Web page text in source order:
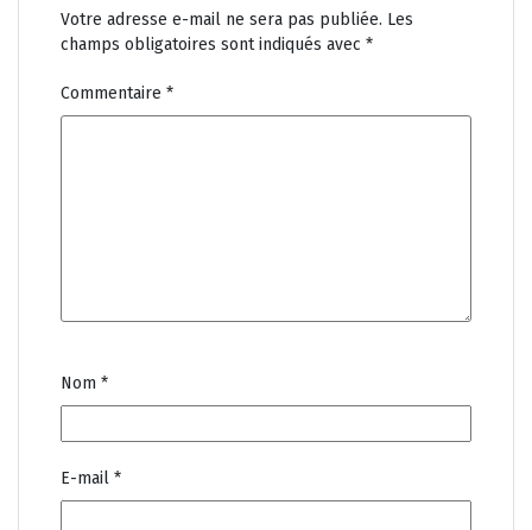
Votre adresse e-mail ne sera pas publiée. Les
champs obligatoires sont indiqués avec *
Commentaire *
Nom *
E-mail *